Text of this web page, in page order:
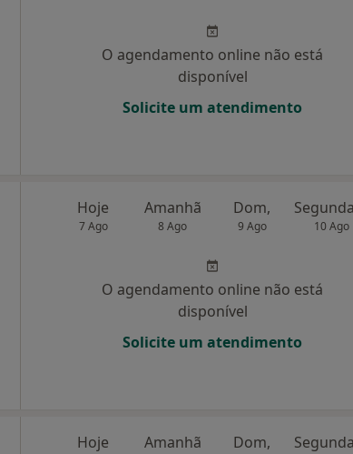
O agendamento online não está
disponível
Solicite um atendimento
Hoje
7 Ago
Amanhã
8 Ago
Dom,
9 Ago 10 Ago
O agendamento online não está
disponível
Solicite um atendimento
Hoje Amanhã Dom,